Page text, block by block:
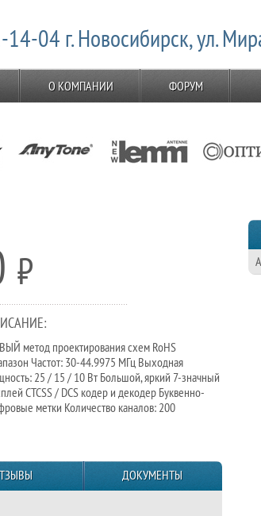
14-04 г. Новосибирск, ул.
О КОМПАНИИ ФОРУМ
⃏
метод проектирования схем RoHS
Частот: 30-44.9975 МГц Выходная
25 / 15 / 10 Вт Большой, яркий 7-значный
CTCSS / DCS кодер и декодер Буквенно-
метки Количество каналов: 200
ДОКУМЕНТЫ